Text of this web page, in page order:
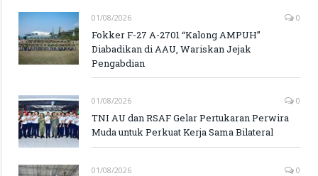
01/08/2026 0
Fokker F-27 A-2701 “Kalong AMPUH”
Diabadikan di AAU, Wariskan Jejak
Pengabdian
01/08/2026 0
TNI AU dan RSAF Gelar Pertukaran Perwira
Muda untuk Perkuat Kerja Sama Bilateral
01/08/2026 0